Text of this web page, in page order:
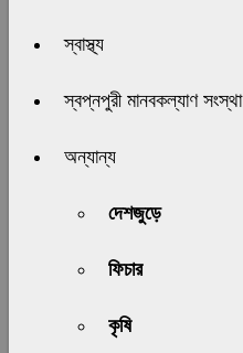
স্বাস্থ্য
স্বপ্নপুরী মানবকল্যাণ সংস্থা
অন্যান্য
দেশজুড়ে
ফিচার
কৃষি